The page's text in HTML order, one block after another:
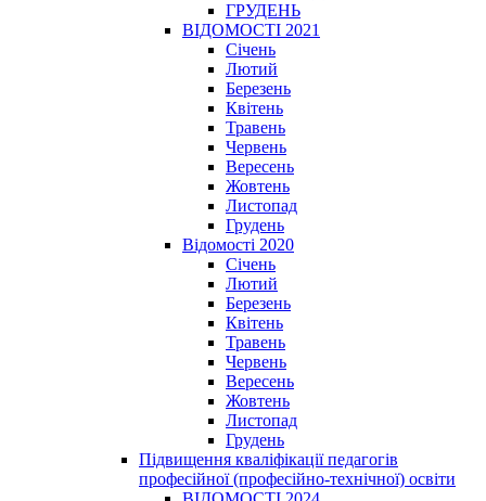
ГРУДЕНЬ
ВІДОМОСТІ 2021
Січень
Лютий
Березень
Квітень
Травень
Червень
Вересень
Жовтень
Листопад
Грудень
Відомості 2020
Січень
Лютий
Березень
Квітень
Травень
Червень
Вересень
Жовтень
Листопад
Грудень
Підвищення кваліфікації педагогів
професійної (професійно-технічної) освіти